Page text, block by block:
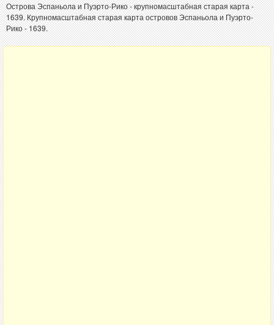
Острова Эспаньола и Пуэрто-Рико - крупномасштабная старая карта -
1639. Крупномасштабная старая карта островов Эспаньола и Пуэрто-
Рико - 1639.